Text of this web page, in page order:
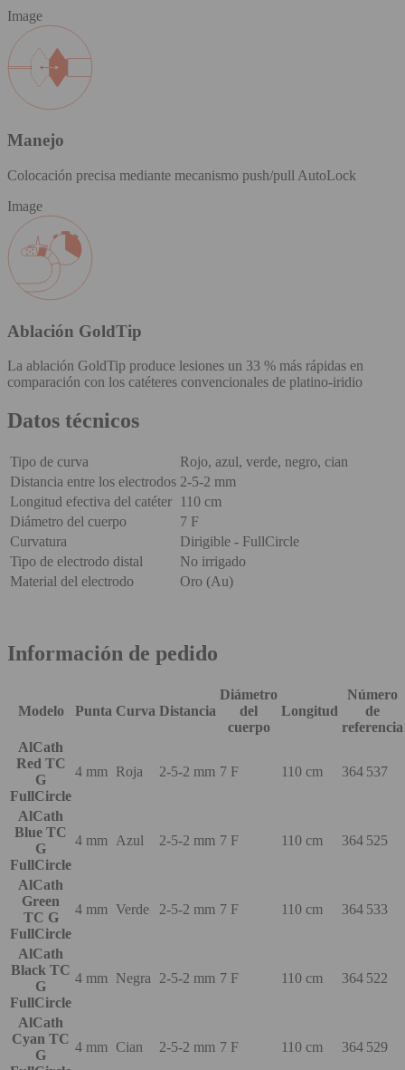
Image
Manejo
Colocación precisa mediante mecanismo push/pull AutoLock
Image
Ablación GoldTip
La ablación GoldTip produce lesiones un 33 % más rápidas en
comparación con los catéteres convencionales de platino-iridio
Datos técnicos
Tipo de curva
Rojo, azul, verde, negro, cian
Distancia entre los electrodos 2-5-2 mm
Longitud efectiva del catéter
110 cm
Diámetro del cuerpo
7 F
Curvatura
Dirigible - FullCircle
Tipo de electrodo distal
No irrigado
Material del electrodo
Oro (Au)
Información de pedido
Modelo Punta Curva Distancia
Diámetro
del
cuerpo
Longitud
Número
de
referencia
AlCath
Red TC
G
FullCircle
4 mm Roja 2-5-2 mm 7 F 110 cm 364 537
AlCath
Blue TC
G
FullCircle
4 mm Azul 2-5-2 mm 7 F 110 cm 364 525
AlCath
Green
TC G
FullCircle
4 mm Verde 2-5-2 mm 7 F 110 cm 364 533
AlCath
Black TC
G
FullCircle
4 mm Negra 2-5-2 mm 7 F 110 cm 364 522
AlCath
Cyan TC
G
4 mm Cian 2-5-2 mm 7 F 110 cm 364 529